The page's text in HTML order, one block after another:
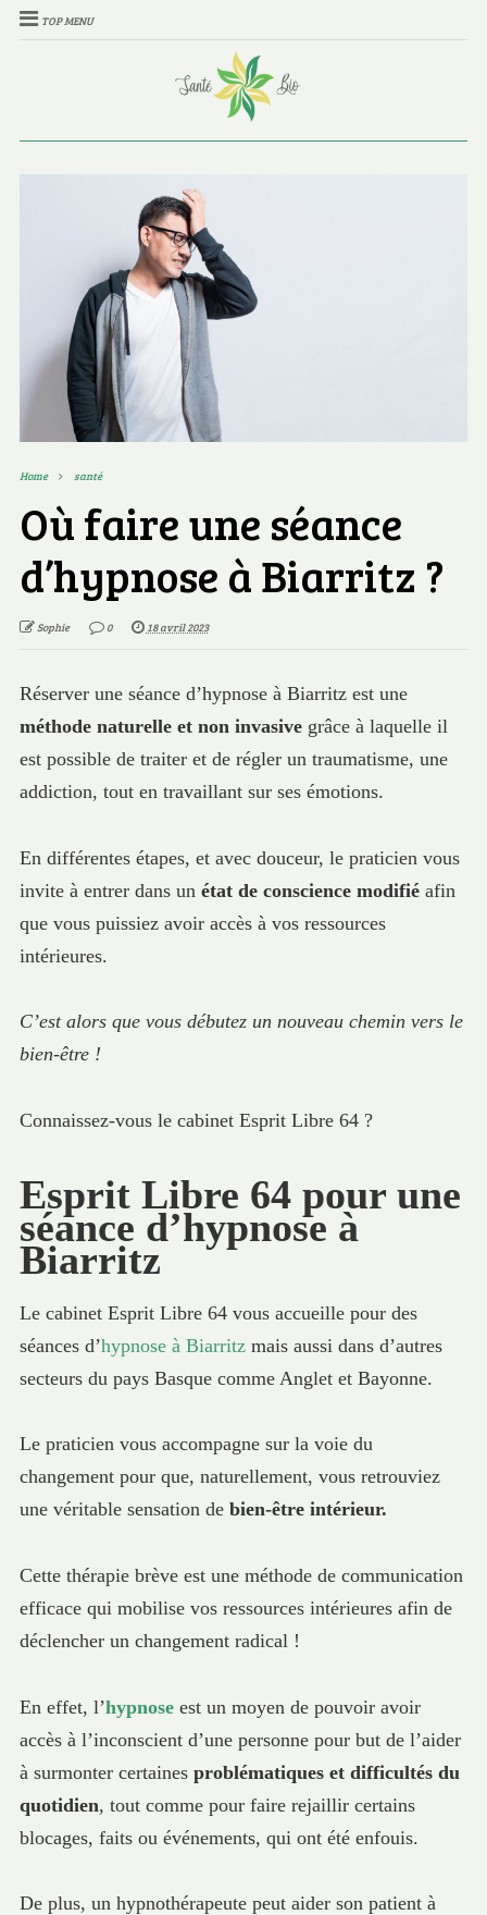
TOP MENU
Home santé
Où faire une séance
d’hypnose à Biarritz ?
Sophie 0 18 avril 2023
Réserver une séance d’hypnose à Biarritz est une
méthode naturelle et non invasivegrâce à laquelle il
est possible de traiter et de régler un traumatisme, une
addiction, tout en travaillant sur ses émotions.
En différentes étapes, et avec douceur, le praticien vous
invite à entrer dans un état de conscience modifiéafin
que vous puissiez avoir accès à vos ressources
intérieures.
C’est alors que vous débutez un nouveau chemin vers le
bien-être !
Connaissez-vous le cabinet Esprit Libre 64 ?
Esprit Libre 64 pour une
séance d’hypnose à
Biarritz
Le cabinet Esprit Libre 64 vous accueille pour des
séances d’hypnose à Biarritzmais aussi dans d’autres
secteurs du pays Basque comme Anglet et Bayonne.
Le praticien vous accompagne sur la voie du
changement pour que, naturellement, vous retrouviez
une véritable sensation debien-être intérieur.
Cette thérapie brève est une méthode de communication
efficace qui mobilise vos ressources intérieures afin de
déclencher un changement radical !
En effet, l’hypnoseest un moyen de pouvoir avoir
accès à l’inconscient d’une personne pour but de l’aider
à surmonter certaines problématiques et difficultés du
quotidien, tout comme pour faire rejaillir certains
blocages, faits ou événements, qui ont été enfouis.
De plus, un hypnothérapeute peut aider son patient à